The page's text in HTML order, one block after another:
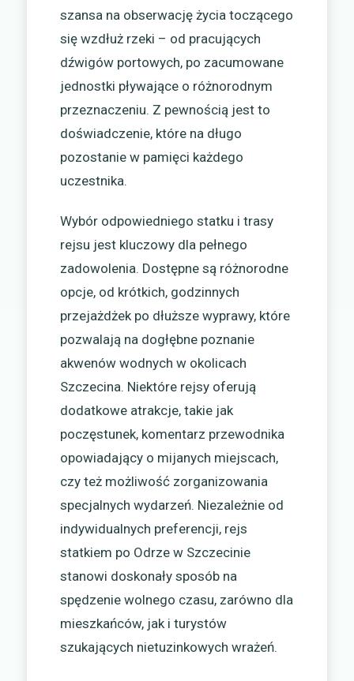
szansa na obserwację życia toczącego
się wzdłuż rzeki – od pracujących
dźwigów portowych, po zacumowane
jednostki pływające o różnorodnym
przeznaczeniu. Z pewnością jest to
doświadczenie, które na długo
pozostanie w pamięci każdego
uczestnika.
Wybór odpowiedniego statku i trasy
rejsu jest kluczowy dla pełnego
zadowolenia. Dostępne są różnorodne
opcje, od krótkich, godzinnych
przejażdżek po dłuższe wyprawy, które
pozwalają na dogłębne poznanie
akwenów wodnych w okolicach
Szczecina. Niektóre rejsy oferują
dodatkowe atrakcje, takie jak
poczęstunek, komentarz przewodnika
opowiadający o mijanych miejscach,
czy też możliwość zorganizowania
specjalnych wydarzeń. Niezależnie od
indywidualnych preferencji, rejs
statkiem po Odrze w Szczecinie
stanowi doskonały sposób na
spędzenie wolnego czasu, zarówno dla
mieszkańców, jak i turystów
szukających nietuzinkowych wrażeń.